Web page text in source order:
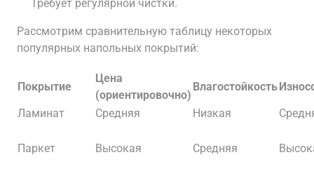
Требует регулярной чистки.
Рассмотрим сравнительную таблицу некоторых
популярных напольных покрытий:
Покрытие
Цена
(ориентировочно)
Влагостойкость
Ламинат
Средняя Низкая
Паркет Высокая Средняя